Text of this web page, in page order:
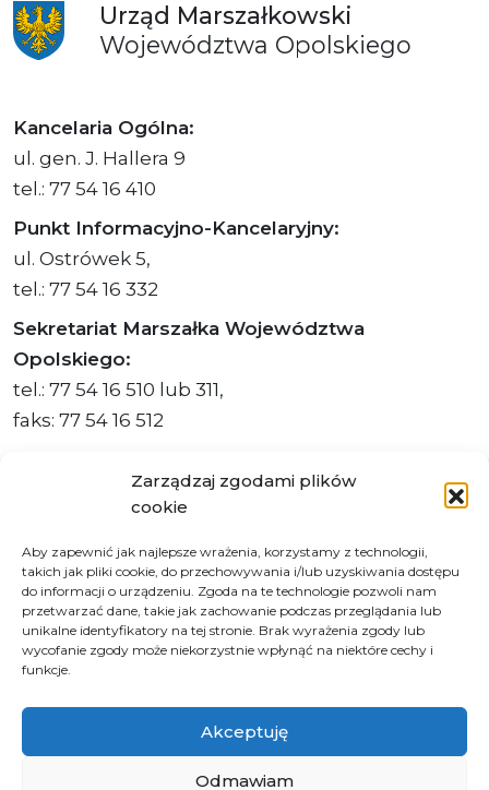
Zarządzaj zgodami plików
cookie
Aby zapewnić jak najlepsze wrażenia, korzystamy z technologii,
takich jak pliki cookie, do przechowywania i/lub uzyskiwania dostępu
do informacji o urządzeniu. Zgoda na te technologie pozwoli nam
przetwarzać dane, takie jak zachowanie podczas przeglądania lub
unikalne identyfikatory na tej stronie. Brak wyrażenia zgody lub
wycofanie zgody może niekorzystnie wpłynąć na niektóre cechy i
funkcje.
Akceptuję
Odmawiam
Urząd Marszałkowski
Województwa Opolskiego
Kancelaria Ogólna:
ul. gen. J. Hallera 9
tel.: 77 54 16 410
Punkt Informacyjno-Kancelaryjny:
ul. Ostrówek 5,
tel.: 77 54 16 332
Sekretariat Marszałka Województwa
Opolskiego:
tel.: 77 54 16 510 lub 311,
faks: 77 54 16 512
Adres do e-Doręczeń
Urzędu: AE:PL-66703-73759-IGTUV-14
Polityka prywatności
Klauzula informacyjna RODO